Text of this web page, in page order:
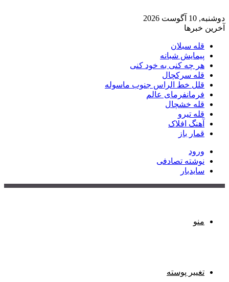
دوشنبه, 10 آگوست 2026
آخرین خبرها
قله سبلان
پیمایش شبانه
هر چه کنی به خود کنی
قله سرکچال
قلل خط الراس جنوب ماسوله
فرمانفرمای عالم
قله خشچال
قله تیرو
آهنگ افلاک
قمار باز
ورود
نوشته تصادفی
سایدبار
منو
تغییر پوسته